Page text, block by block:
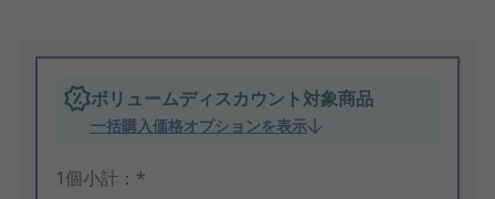
ボリュームディスカウント対象商品
一括購入価格オプションを表示
1個小計：*